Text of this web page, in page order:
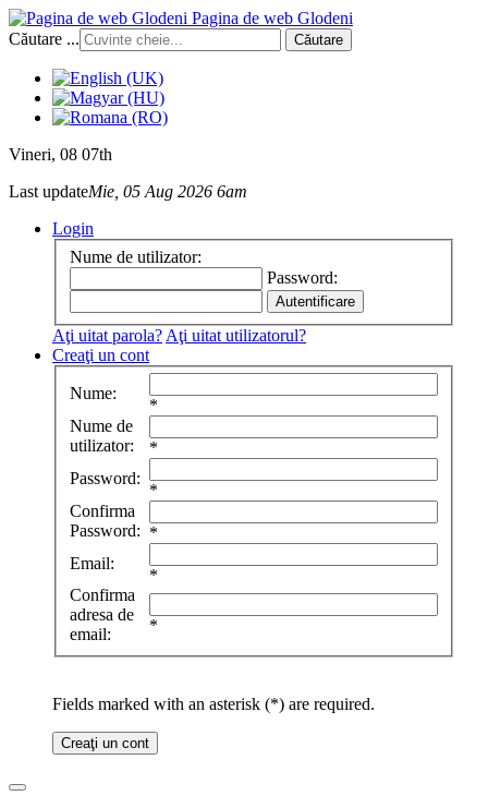
Pagina de web Glodeni
Căutare ...
Căutare
Vineri, 08 07th
Last updateMie, 05 Aug 2026 6am
Login
Nume de utilizator:
Password:
Aţi uitat parola? Aţi uitat utilizatorul?
Creaţi un cont
Nume:
*
Nume de
utilizator:
*
Password:
*
Confirma
Password: *
Email:
*
Confirma
adresa de
email:
*
Fields marked with an asterisk (*) are required.
Creaţi un cont